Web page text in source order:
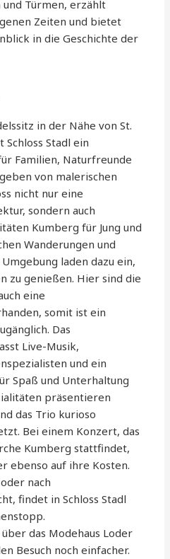
und Türmen, erzählt
Zeiten und bietet
in die Geschichte der
in der Nähe von St.
Schloss Stadl ein
Familien, Naturfreunde
von malerischen
nicht nur eine
sondern auch
Kumberg für Jung und
Wanderungen und
laden dazu ein,
zu genießen. Hier sind die
eine
somit ist ein
Das
Live-Musik,
und ein
Spaß und Unterhaltung
präsentieren
das Trio kurioso
Bei einem Konzert, das
Kumberg stattfindet,
ebenso auf ihre Kosten.
nach
findet in Schloss Stadl
das Modehaus Loder
Besuch noch einfacher.